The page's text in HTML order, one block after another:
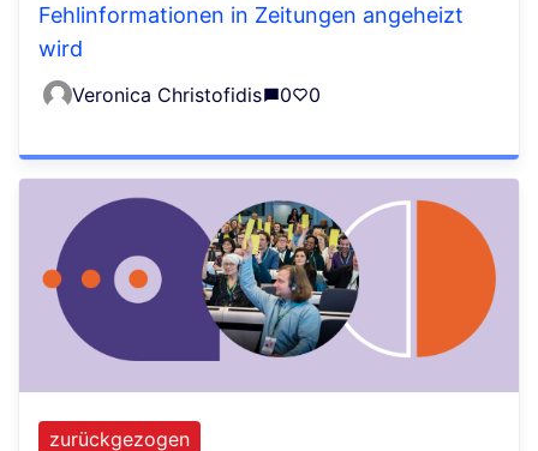
Fehlinformationen in Zeitungen angeheizt
wird
Veronica Christofidis 0 0
zurückgezogen